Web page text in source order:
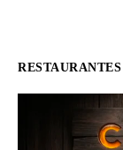
RESTAURANTES